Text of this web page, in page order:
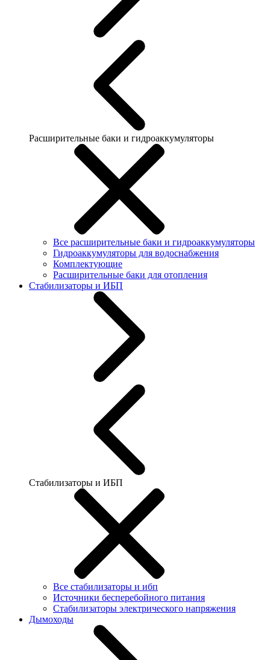
Расширительные баки и гидроаккумуляторы
Все расширительные баки и гидроаккумуляторы
Гидроаккумуляторы для водоснабжения
Комплектующие
Расширительные баки для отопления
Стабилизаторы и ИБП
Стабилизаторы и ИБП
Все стабилизаторы и ибп
Источники бесперебойного питания
Стабилизаторы электрического напряжения
Дымоходы